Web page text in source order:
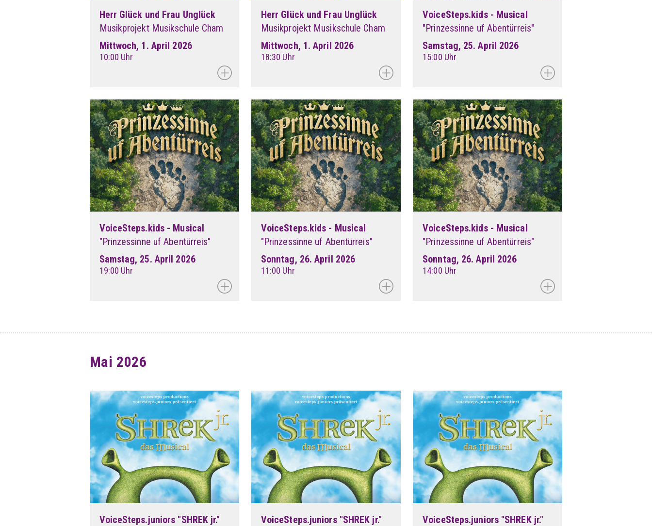
Herr Glück und Frau Unglück
Musikprojekt Musikschule Cham
Mittwoch, 1. April 2026
10:00 Uhr
Herr Glück und Frau Unglück
Musikprojekt Musikschule Cham
Mittwoch, 1. April 2026
18:30 Uhr
VoiceSteps.kids - Musical
"Prinzessinne uf Abentürreis"
Samstag, 25. April 2026
15:00 Uhr
VoiceSteps.kids - Musical
"Prinzessinne uf Abentürreis"
Samstag, 25. April 2026
19:00 Uhr
VoiceSteps.kids - Musical
"Prinzessinne uf Abentürreis"
Sonntag, 26. April 2026
11:00 Uhr
VoiceSteps.kids - Musical
"Prinzessinne uf Abentürreis"
Sonntag, 26. April 2026
14:00 Uhr
Mai 2026
VoiceSteps.juniors "SHREK jr."
VoiceSteps.juniors "SHREK jr."
VoiceSteps.juniors "SHREK jr."